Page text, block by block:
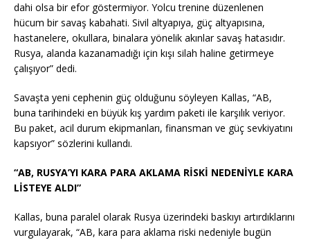
dahi olsa bir efor göstermiyor. Yolcu trenine düzenlenen
hücum bir savaş kabahati. Sivil altyapıya, güç altyapısına,
hastanelere, okullara, binalara yönelik akınlar savaş hatasıdır.
Rusya, alanda kazanamadığı için kışı silah haline getirmeye
çalışıyor” dedi.
Savaşta yeni cephenin güç olduğunu söyleyen Kallas, “AB,
buna tarihindeki en büyük kış yardım paketi ile karşılık veriyor.
Bu paket, acil durum ekipmanları, finansman ve güç sevkiyatını
kapsıyor” sözlerini kullandı.
“AB, RUSYA’YI KARA PARA AKLAMA RİSKİ NEDENİYLE KARA
LİSTEYE ALDI”
Kallas, buna paralel olarak Rusya üzerindeki baskıyı artırdıklarını
vurgulayarak, “AB, kara para aklama riski nedeniyle bugün